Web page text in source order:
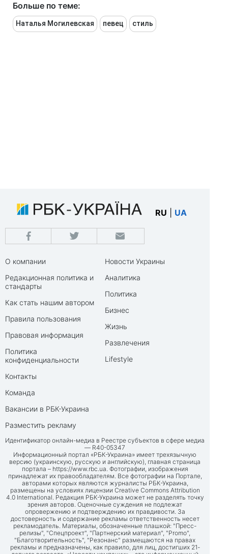
Больше по теме:
Наталья Могилевская певец стиль
RU UA
О компании
Редакционная политика и
стандарты
Как стать нашим автором
Правила пользования
Правовая информация
Политика
конфиденциальности
Контакты
Команда
Вакансии в РБК-Украина
Разместить рекламу
Новости Украины
Аналитика
Политика
Бизнес
Жизнь
Развлечения
Lifestyle
Идентификатор онлайн-медиа в Реестре субъектов в сфере медиа
— R40-05347
Информационный портал «РБК-Украина» имеет трехязычную
версию (украинскую, русскую и английскую), главная страница
портала – https://www.rbc.ua. Фотографии, изображения
принадлежат их правообладателям. Все фотографии на Портале,
авторами которых являются журналисты РБК-Украина,
размещены на условиях лицензии Creative Commons Attribution
4.0 International. Редакция РБК-Украина может не разделять точку
зрения авторов. Оценочные суждения не подлежат
опровержению и подтверждению их правдивости. За
достоверность и содержание рекламы ответственность несет
рекламодатель. Материалы, обозначенные плашкой: "Пресс-
релизы", "Спецпроект", "Партнерский материал", "Promo",
"Благотворительность", "Резонанс" размещаются на правах
рекламы и предназначены, как правило, для лиц, достигших 21-